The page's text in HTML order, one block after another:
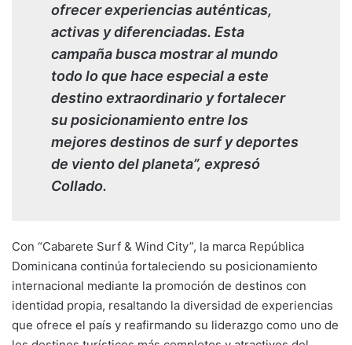
ofrecer experiencias auténticas,
activas y diferenciadas. Esta
campaña busca mostrar al mundo
todo lo que hace especial a este
destino extraordinario y fortalecer
su posicionamiento entre los
mejores destinos de surf y deportes
de viento del planeta”, expresó
Collado.
Con “Cabarete Surf & Wind City”, la marca República
Dominicana continúa fortaleciendo su posicionamiento
internacional mediante la promoción de destinos con
identidad propia, resaltando la diversidad de experiencias
que ofrece el país y reafirmando su liderazgo como uno de